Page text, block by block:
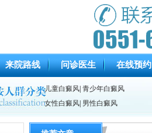
来院路线 问诊医生 在线预约
儿童白癜风 青少年白癜风
女性白癜风 男性白癜风